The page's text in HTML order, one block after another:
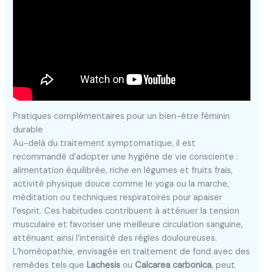
Pratiques complémentaires pour un bien-être féminin
durable
Au-delà du traitement symptomatique, il est
recommandé d’adopter une hygiène de vie consciente :
alimentation équilibrée, riche en légumes et fruits frais,
activité physique douce comme le yoga ou la marche,
méditation ou techniques respiratoires pour apaiser
l’esprit. Ces habitudes contribuent à atténuer la tension
musculaire et favoriser une meilleure circulation sanguine,
atténuant ainsi l’intensité des règles douloureuses.
L’homéopathie, envisagée en traitement de fond avec des
remèdes tels que Lachesis ou Calcarea carbonica, peut